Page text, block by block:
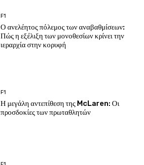
F1
Ο ανελέητος πόλεμος των αναβαθμίσεων:
Πώς η εξέλιξη των μονοθεσίων κρίνει την
ιεραρχία στην κορυφή
F1
Η μεγάλη αντεπίθεση της McLaren: Οι
προσδοκίες των πρωταθλητών